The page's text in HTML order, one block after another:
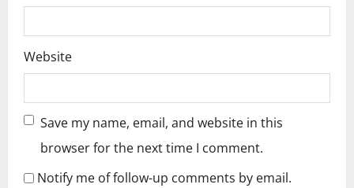
Website
Save my name, email, and website in this
browser for the next time I comment.
Notify me of follow-up comments by email.